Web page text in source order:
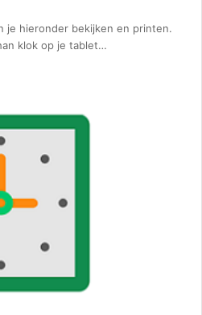
je hieronder bekijken en printen.
klok op je tablet…